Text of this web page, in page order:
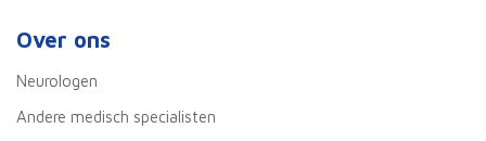
Over ons
Neurologen
Andere medisch specialisten